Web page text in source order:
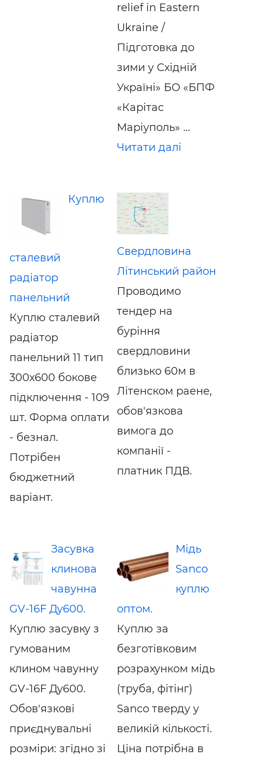
relief in Eastern
Ukraine /
Підготовка до
зими у Східній
Україні» БО «БПФ
«Карітас
Маріуполь» ...
Читати далі
Куплю
сталевий
радіатор
панельний
Куплю сталевий
радіатор
панельний 11 тип
300х600 бокове
підключення - 109
шт. Форма оплати
- безнал.
Потрібен
бюджетний
варіант.
Свердловина
Літинський район
Проводимо
тендер на
буріння
свердловини
близько 60м в
Літенском раене,
обов'язкова
вимога до
компанії -
платник ПДВ.
Засувка
клинова
чавунна
GV-16F Ду600.
Куплю засувку з
гумованим
клином чавунну
GV-16F Ду600.
Обов'язкові
приєднувальні
розміри: згідно зі
Мідь
Sanco
куплю
оптом.
Куплю за
безготівковим
розрахунком мідь
(труба, фітінг)
Sanco тверду у
великій кількості.
Ціна потрібна в